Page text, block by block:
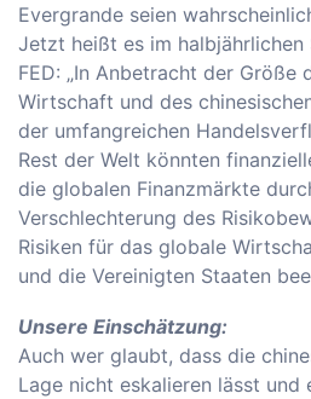
Evergrande seien
Jetzt heißt es im
FED: „In Anbetracht der Größe
Wirtschaft und des
der umfangreichen
Rest der Welt könnten
die globalen Finanzmärkte
Verschlechterung des
Risiken für das globale
und die Vereinigten Staaten
Unsere Einschätzung:
Auch wer glaubt, dass die
Lage nicht eskalieren lässt und